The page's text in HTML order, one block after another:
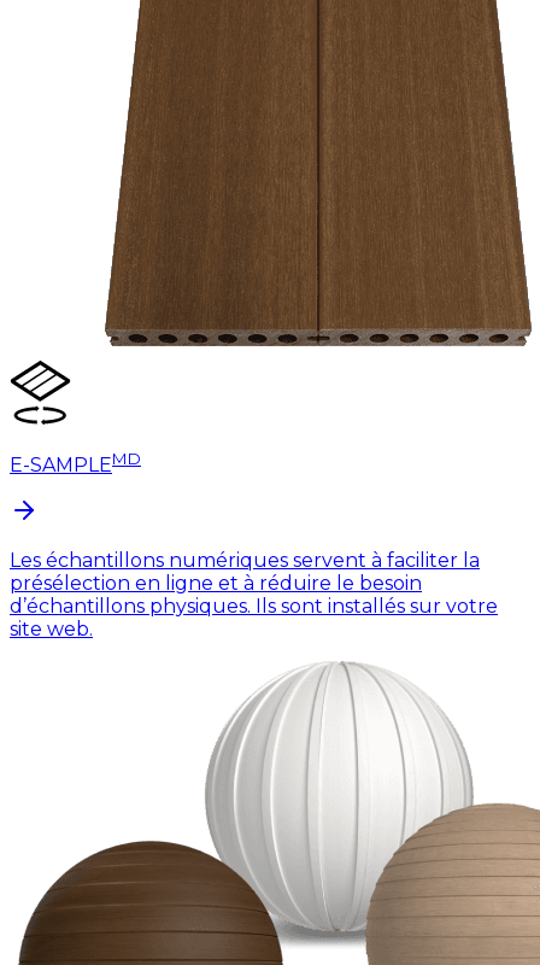
E-SAMPLEMD
Les échantillons numériques servent à faciliter la
présélection en ligne et à réduire le besoin
d’échantillons physiques. Ils sont installés sur votre
site web.